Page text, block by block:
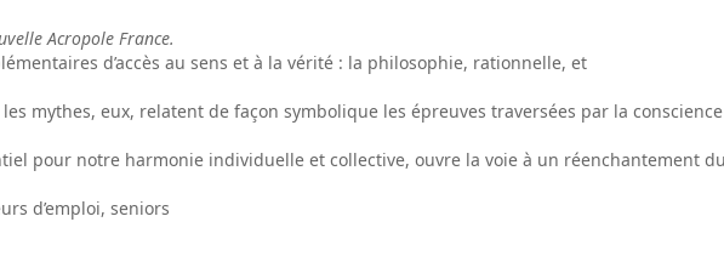
Acropole France.
d’accès au sens et à la vérité : la philosophie, rationnelle, et
mythes, eux, relatent de façon symbolique les épreuves traversées par la
pour notre harmonie individuelle et collective, ouvre la voie à un réenchantement
d’emploi, seniors